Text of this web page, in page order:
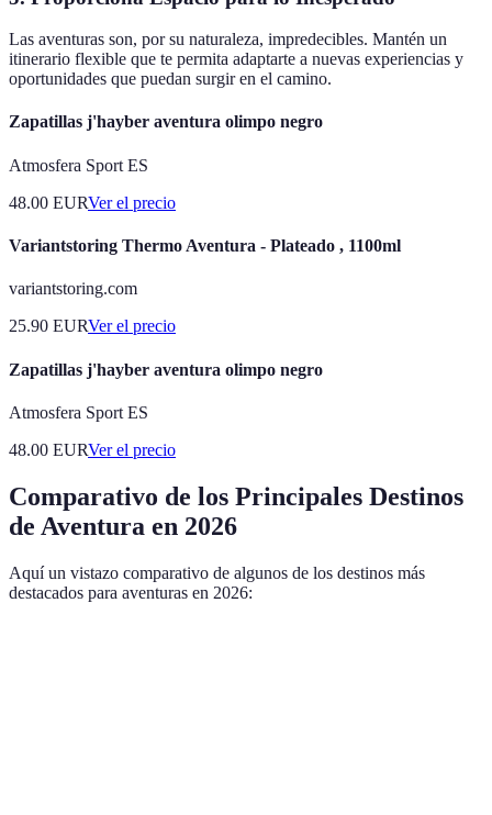
Las aventuras son, por su naturaleza, impredecibles. Mantén un
itinerario flexible que te permita adaptarte a nuevas experiencias y
oportunidades que puedan surgir en el camino.
Zapatillas j'hayber aventura olimpo negro
Atmosfera Sport ES
48.00 EURVer el precio
Variantstoring Thermo Aventura - Plateado , 1100ml
variantstoring.com
25.90 EURVer el precio
Zapatillas j'hayber aventura olimpo negro
Atmosfera Sport ES
48.00 EURVer el precio
Comparativo de los Principales Destinos
de Aventura en 2026
Aquí un vistazo comparativo de algunos de los destinos más
destacados para aventuras en 2026: